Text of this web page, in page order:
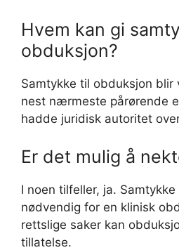
Hvem kan gi
obduksjon?
Samtykke til obduksjon blir
nest nærmeste pårørende
hadde juridisk autoritet
Er det mulig å
I noen tilfeller, ja. Samtykke
nødvendig for en klinisk
rettslige saker kan
tillatelse.